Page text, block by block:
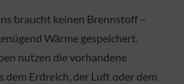
braucht keinen Brennstoff –
Wärme gespeichert.
nutzen die vorhandene
dem Erdreich, der Luft oder dem